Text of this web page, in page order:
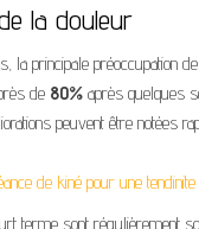
la douleur
la principale préoccupation
de 80% après quelques
peuvent être notées
de kiné pour une
terme sont régulièrement